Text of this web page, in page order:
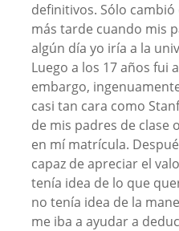
definitivos. Sólo
más tarde cuando mis
algún día yo iría a la
Luego a los 17 años fui
embargo,
casi tan cara como
de mis padres de clase
en mí matrícula.
capaz de apreciar el
tenía idea de lo que
no tenía idea de la
me iba a ayudar a